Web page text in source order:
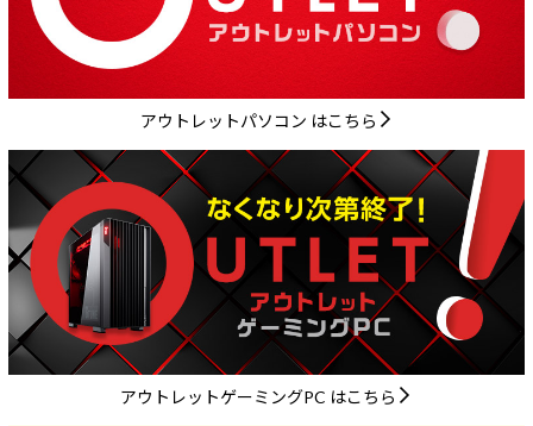
アウトレットパソコン はこちら
アウトレットゲーミングPC はこちら